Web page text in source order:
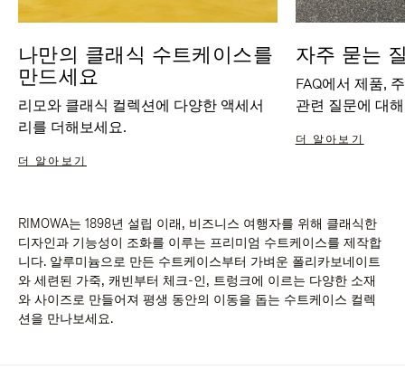
나만의 클래식 수트케이스를
만드세요
리모와 클래식 컬렉션에 다양한 액세서
리를 더해보세요.
더 알아보기
자주 묻는
FAQ에서 제품,
관련 질문에 대
더 알아보기
RIMOWA는 1898년 설립 이래, 비즈니스 여행자를 위해 클래식한
디자인과 기능성이 조화를 이루는 프리미엄 수트케이스를 제작합
니다. 알루미늄으로 만든 수트케이스부터 가벼운 폴리카보네이트
와 세련된 가죽, 캐빈부터 체크-인, 트렁크에 이르는 다양한 소재
와 사이즈로 만들어져 평생 동안의 이동을 돕는 수트케이스 컬렉
션을 만나보세요.